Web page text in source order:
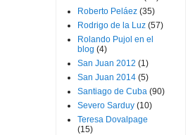
Roberto Peláez (35)
Rodrigo de la Luz (57)
Rolando Pujol en el
blog (4)
San Juan 2012 (1)
San Juan 2014 (5)
Santiago de Cuba (90)
Severo Sarduy (10)
Teresa Dovalpage
(15)